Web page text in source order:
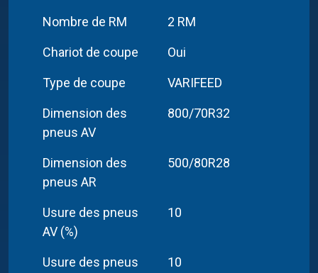
Nombre de RM 2 RM
Chariot de coupe Oui
Type de coupe VARIFEED
Dimension des
pneus AV
800/70R32
Dimension des
pneus AR
500/80R28
Usure des pneus
AV (%)
10
Usure des pneus
10